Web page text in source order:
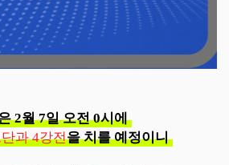
2월 7일 오전 0시에
과 4강전을 치를 예정이니